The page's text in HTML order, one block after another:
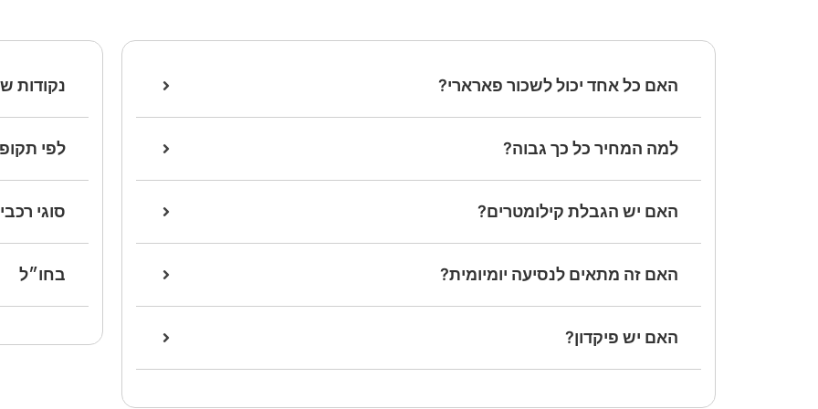
האם כל אחד יכול לשכור פארארי?
למה המחיר כל כך גבוה?
האם יש הגבלת קילומטרים?
האם זה מתאים לנסיעה יומיומית?
האם יש פיקדון?
נקודות
לפי
סוגי
בחו״ל